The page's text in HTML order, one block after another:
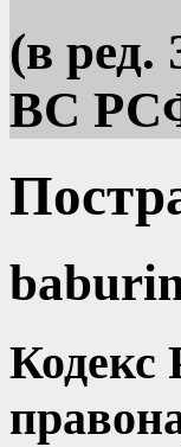
(в ред.
ВС